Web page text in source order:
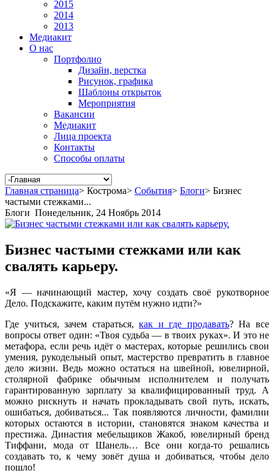
2015
2014
2013
Медиакит
О нас
Портфолио
Дизайн, верстка
Рисунок, графика
Шаблоны открыток
Мероприятия
Вакансии
Медиакит
Лица проекта
Контакты
Способы оплаты
Главная страница> Кострома> События> Блоги> Бизнес
частыми стежками...
Блоги Понедельник, 24 Ноябрь 2014
Бизнес частыми стежками или как
свалять карьеру.
«Я — начинающий мастер, хочу создать своё рукотворное
Дело. Подскажите, каким путём нужно идти?»
Где учиться, зачем стараться,как и где продавать? На все
вопросы ответ один: «Твоя судьба — в твоих руках». И это не
метафора, если речь идёт о мастерах, которые решились свои
умения, рукодельный опыт, мастерство превратить в главное
дело жизни. Ведь можно остаться на швейной, ювелирной,
столярной фабрике обычным исполнителем и получать
гарантированную зарплату за квалифицированный труд. А
можно рискнуть и начать прокладывать свой путь, искать,
ошибаться, добиваться... Так появляются личности, фамилии
которых остаются в истории, становятся знаком качества и
престижа. Династия мебельщиков Жакоб, ювелирный бренд
Тиффани, мода от Шанель… Все они когда-то решались
создавать то, к чему зовёт душа и добиваться, чтобы дело
пошло!